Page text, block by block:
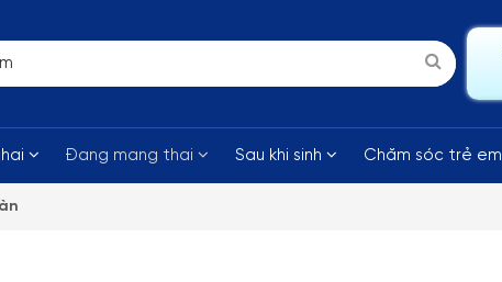
Đang mang thai Sau khi sinh Chăm sóc trẻ em